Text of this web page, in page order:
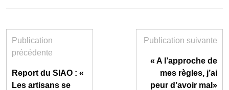
Publication
précédente
Report du SIAO : «
Les artisans se
Publication suivante
« A l’approche de
mes règles, j’ai
peur d’avoir mal»